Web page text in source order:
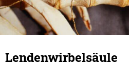
Lendenwirbelsäule